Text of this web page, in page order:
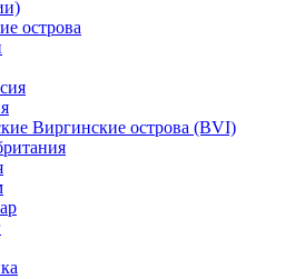
острова
Виргинские острова (BVI)